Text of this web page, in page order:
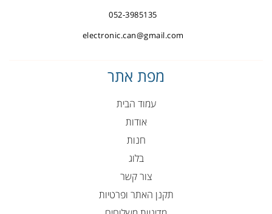
052-3985135
electronic.can@gmail.com
מפת אתר
עמוד הבית
אודות
חנות
בלוג
צור קשר
תקנן האתר ופרטיות